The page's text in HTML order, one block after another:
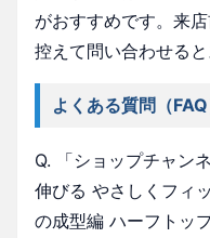
がおすすめです。来
控えて問い合わせると
よくある質問（FAQ
Q. 「ショップチャン
伸びる やさしくフィ
の成型編 ハーフトッ